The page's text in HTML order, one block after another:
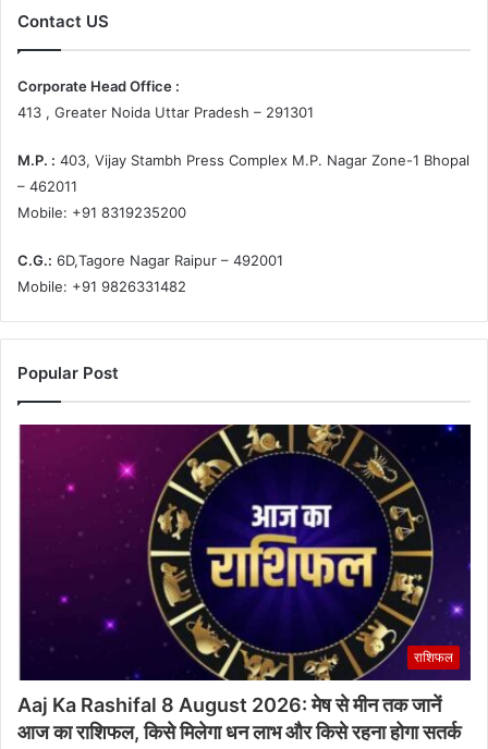
Contact US
Corporate Head Office :
413 , Greater Noida Uttar Pradesh – 291301
M.P. : 403, Vijay Stambh Press Complex M.P. Nagar Zone-1 Bhopal
– 462011
Mobile: +91 8319235200
C.G.: 6D,Tagore Nagar Raipur – 492001
Mobile: +91 9826331482
Popular Post
राशिफल
Aaj Ka Rashifal 8 August 2026: मेष से मीन तक जानें
आज का राशिफल, किसे मिलेगा धन लाभ और किसे रहना होगा सतर्क